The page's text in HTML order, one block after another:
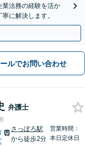
法務の経験を活か
に解決します。
ルでお問い合わせ
弁護士
さっぽろ駅
から徒歩2分
営業時間：
本日定休日